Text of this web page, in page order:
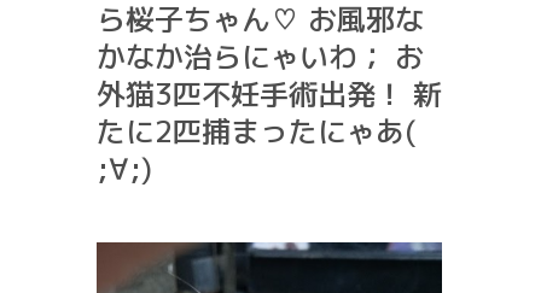
ら桜子ちゃん♡ お風邪な
かなか治らにゃいわ； お
外猫3匹不妊手術出発！ 新
たに2匹捕まったにゃあ(
;∀;)